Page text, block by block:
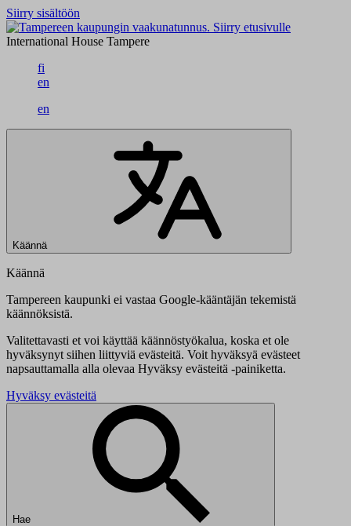
Siirry sisältöön
Siirry etusivulle
International House Tampere
fi
en
en
Käännä
Käännä
Tampereen kaupunki ei vastaa Google-kääntäjän tekemistä
käännöksistä.
Valitettavasti et voi käyttää käännöstyökalua, koska et ole
hyväksynyt siihen liittyviä evästeitä. Voit hyväksyä evästeet
napsauttamalla alla olevaa Hyväksy evästeitä -painiketta.
Hyväksy evästeitä
Hae